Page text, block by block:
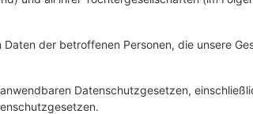
der betroffenen Personen, die unsere
Datenschutzgesetzen,